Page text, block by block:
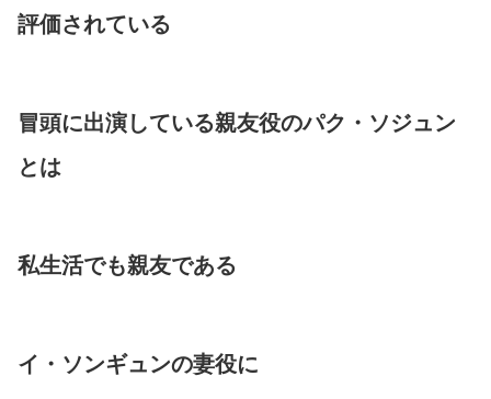
評価されている
冒頭に出演している親友役のパク・ソジュン
とは
私生活でも親友である
イ・ソンギュンの妻役に